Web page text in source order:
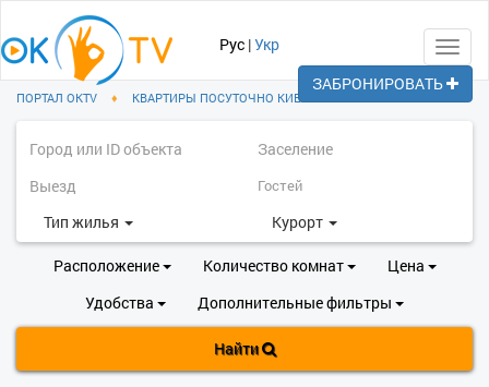
Рус |Укр
ПОРТАЛ OKTV ♦ КВАРТИРЫ ПОСУТОЧНО КИЕВ
Тип жилья Курорт
Расположение Количество комнат
Цена
Удобства
Дополнительные фильтры
Найти
ЗАБРОНИРОВАТЬ